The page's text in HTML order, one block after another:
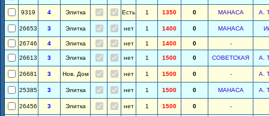
9319 4 Элитка Есть 1 1350 0 МАНАСА А.
26653 3 Элитка нет 1 1400 0 МАНАСА
26746 4 Элитка нет 1 1400 0 -
26613 3 Элитка нет 1 1500 0 СОВЕТСКАЯ А.
26681 3 Нов. Дом нет 1 1500 0 - А.
25385 3 Элитка нет 1 1500 0 МАНАСА А.
26456 3 Элитка нет 1 1500 0 -